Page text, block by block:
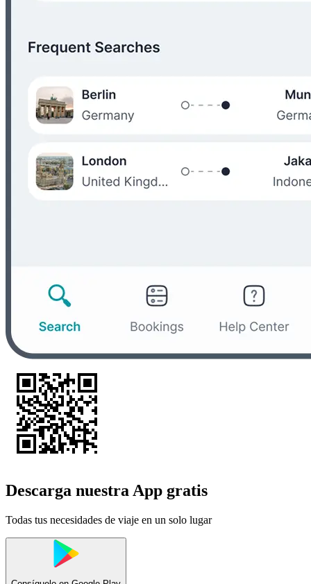
Descarga nuestra App gratis
Todas tus necesidades de viaje en un solo lugar